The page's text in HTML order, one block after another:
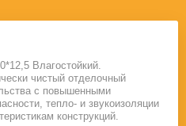
Влагостойкий.
чистый отделочный
с повышенными
тепло- и звукоизоляции
конструкций.